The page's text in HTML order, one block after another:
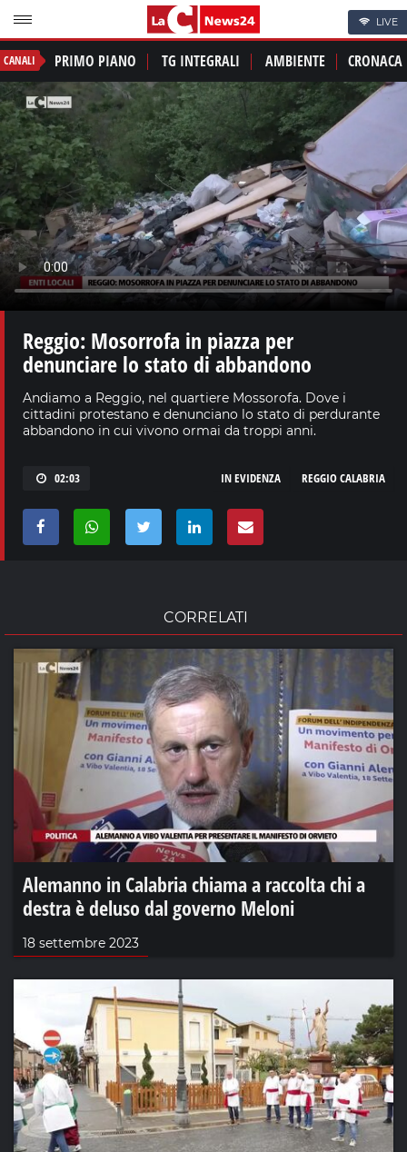
LIVE
CANALI PRIMO PIANO TG INTEGRALI AMBIENTE CRONACA
Reggio: Mosorrofa in piazza per
denunciare lo stato di abbandono
Andiamo a Reggio, nel quartiere Mossorofa. Dove i
cittadini protestano e denunciano lo stato di perdurante
abbandono in cui vivono ormai da troppi anni.
02:03 REGGIO CALABRIA
IN EVIDENZA
CORRELATI
Alemanno in Calabria chiama a raccolta chi a
destra è deluso dal governo Meloni
18 settembre 2023